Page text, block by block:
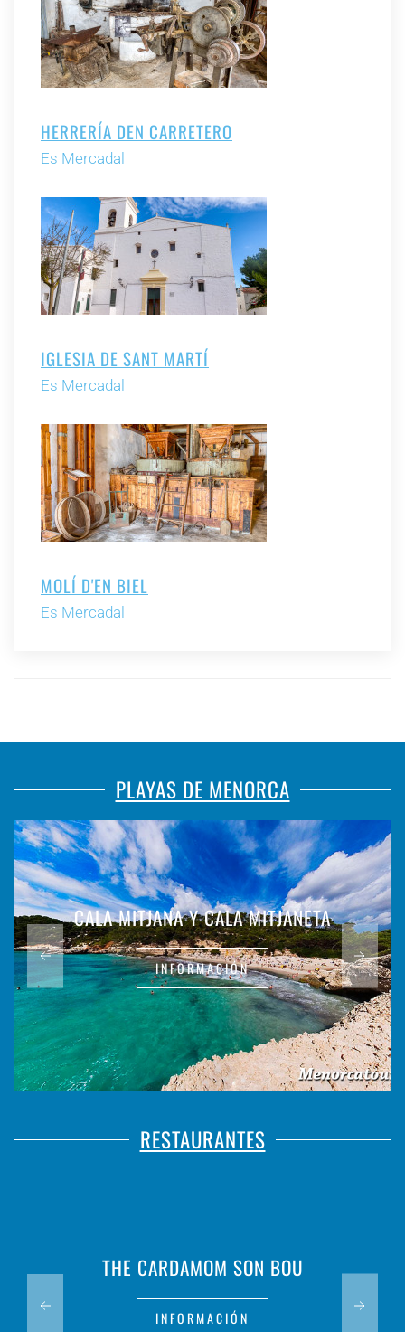
HERRERÍA DEN CARRETERO
Es Mercadal
IGLESIA DE SANT MARTÍ
Es Mercadal
MOLÍ D'EN BIEL
Es Mercadal
PLAYAS DE MENORCA
CALA MITJANA Y CALA MITJANETA
INFORMACIÓN
RESTAURANTES
THE CARDAMOM SON BOU
INFORMACIÓN